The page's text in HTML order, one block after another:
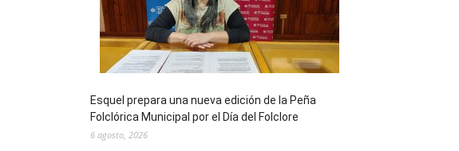
años
con
un
Conversatorio
Escritores
Locales
Esquel prepara una nueva edición de la Peña
Folclórica Municipal por el Día del Folclore
6 agosto, 2026